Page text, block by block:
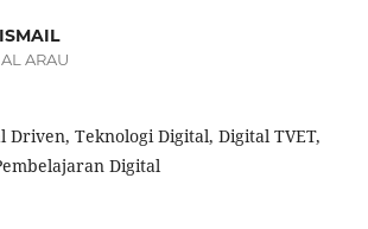
ARAU
Driven, Teknologi Digital, Digital TVET,
Digital